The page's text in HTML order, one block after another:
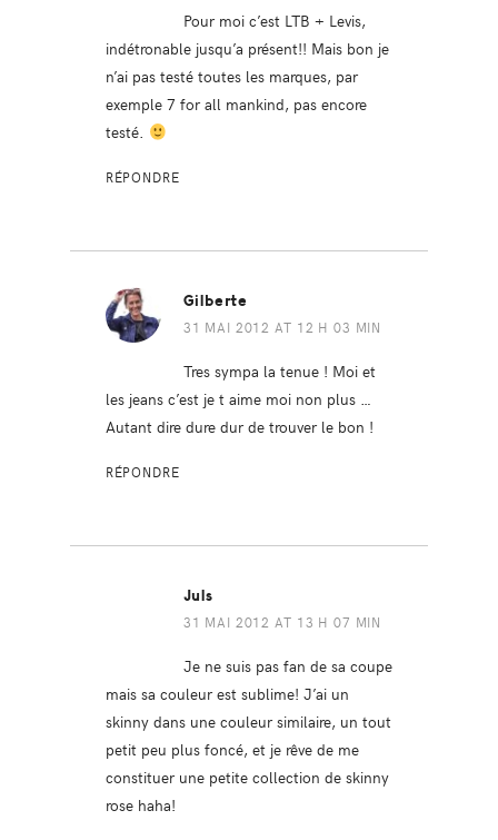
Pour moi c’est LTB + Levis,
indétronable jusqu’a présent!! Mais bon je
n’ai pas testé toutes les marques, par
exemple 7 for all mankind, pas encore
testé.
RÉPONDRE
Gilberte
31 MAI 2012 AT 12 H 03 MIN
Tres sympa la tenue ! Moi et
les jeans c’est je t aime moi non plus …
Autant dire dure dur de trouver le bon !
RÉPONDRE
Juls
31 MAI 2012 AT 13 H 07 MIN
Je ne suis pas fan de sa coupe
mais sa couleur est sublime! J’ai un
skinny dans une couleur similaire, un tout
petit peu plus foncé, et je rêve de me
constituer une petite collection de skinny
rose haha!